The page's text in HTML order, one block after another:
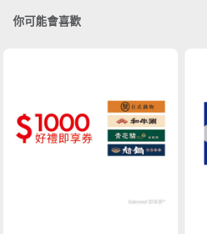
你可能會喜歡